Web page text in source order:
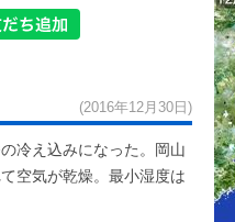
(2016年12月30日)
冷え込みになった。岡山
空気が乾燥。最小湿度は